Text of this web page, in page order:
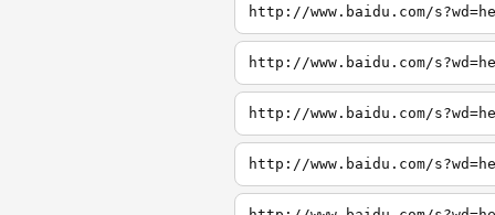
http://www.baidu.com/
http://www.baidu.com/
http://www.baidu.com/
http://www.baidu.com/